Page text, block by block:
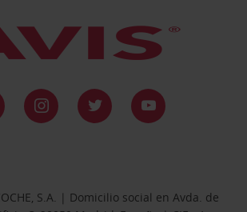
S.A. | Domicilio social en Avda. de